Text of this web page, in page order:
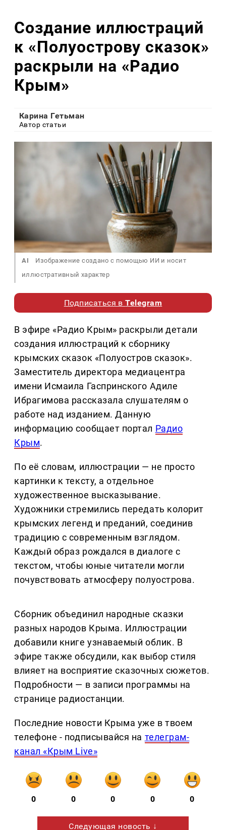
Создание иллюстраций
к «Полуострову сказок»
раскрыли на «Радио
Крым»
Карина Гетьман
Автор статьи
AI
Изображение создано с помощью ИИ и носит
иллюстративный характер
Подписаться вTelegram
В эфире «Радио Крым» раскрыли детали
создания иллюстраций к сборнику
крымских сказок «Полуостров сказок».
Заместитель директора медиацентра
имени Исмаила Гаспринского Адиле
Ибрагимова рассказала слушателям о
работе над изданием. Данную
информацию сообщает портал Радио
Крым.
По её словам, иллюстрации — не просто
картинки к тексту, а отдельное
художественное высказывание.
Художники стремились передать колорит
крымских легенд и преданий, соединив
традицию с современным взглядом.
Каждый образ рождался в диалоге с
текстом, чтобы юные читатели могли
почувствовать атмосферу полуострова.
Сборник объединил народные сказки
разных народов Крыма. Иллюстрации
добавили книге узнаваемый облик. В
эфире также обсудили, как выбор стиля
влияет на восприятие сказочных сюжетов.
Подробности — в записи программы на
странице радиостанции.
Последние новости Крыма уже в твоем
телефоне - подписывайся на телеграм-
канал «Крым Live»
0 0 0 0 0
Следующая новость ↓